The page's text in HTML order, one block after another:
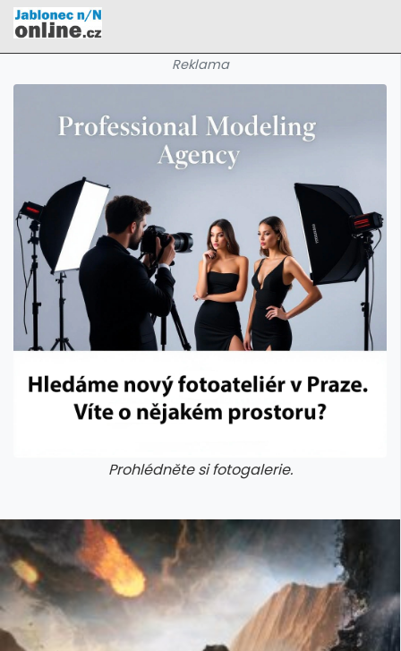
Reklama
Prohlédněte si fotogalerie.